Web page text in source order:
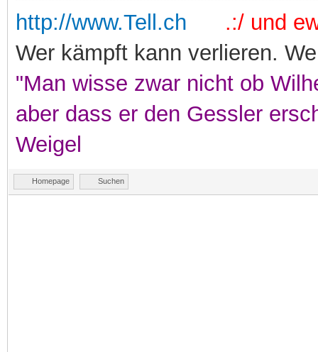
http://www.Tell.ch
.:/ und
Wer kämpft kann verlieren.
"Man wisse zwar nicht ob
aber dass er den Gessler
Weigel
Homepage Suchen